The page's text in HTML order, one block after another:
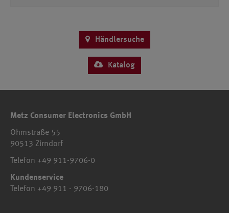
Händlersuche
Katalog
Metz Consumer Electronics GmbH
Ohmstraße 55
90513 Zirndorf
Telefon +49 911-9706-0
Kundenservice
Telefon +49 911 - 9706-180